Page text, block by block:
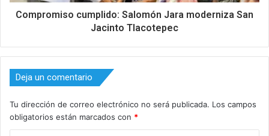
Compromiso cumplido: Salomón Jara moderniza San
Jacinto Tlacotepec
Deja un comentario
Tu dirección de correo electrónico no será publicada. Los campos
obligatorios están marcados con *